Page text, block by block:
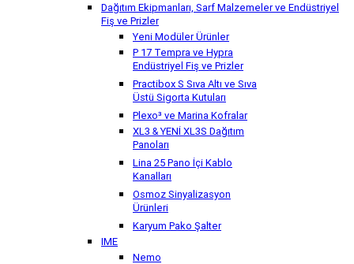
Dağıtım Ekipmanları, Sarf Malzemeler ve Endüstriyel
Fiş ve Prizler
Yeni Modüler Ürünler
P 17 Tempra ve Hypra
Endüstriyel Fiş ve Prizler
Practibox S Sıva Altı ve Sıva
Üstü Sigorta Kutuları
Plexo³ ve Marina Kofralar
XL3 & YENİ XL3S Dağıtım
Panoları
Lina 25 Pano İçi Kablo
Kanalları
Osmoz Sinyalizasyon
Ürünleri
Karyum Pako Şalter
IME
Nemo